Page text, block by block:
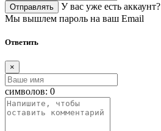
Отправлять У вас уже есть аккаунт?
Мы вышлем пароль на ваш Email
Ответить
×
символов: 0